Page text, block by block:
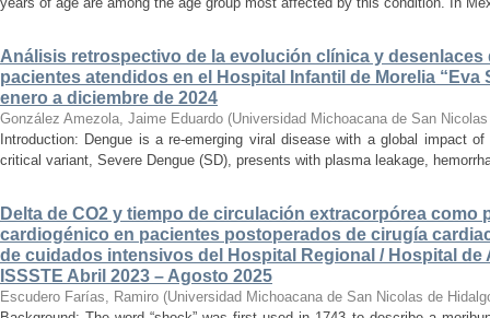
Análisis retrospectivo de la evolución clínica y desenlaces
pacientes atendidos en el Hospital Infantil de Morelia “Eva
enero a diciembre de 2024
González Amezola, Jaime Eduardo (Universidad Michoacana de San
Introduction: Dengue is a re-emerging viral disease with a global impact
critical variant, Severe Dengue (SD), presents with plasma leakage,
Delta de CO2 y tiempo de circulación extracorpórea como
cardiogénico en pacientes postoperados de cirugía
de cuidados intensivos del Hospital Regional / Hospital de
ISSSTE Abril 2023 – Agosto 2025
Escudero Farías, Ramiro (Universidad Michoacana de San Nicolas de